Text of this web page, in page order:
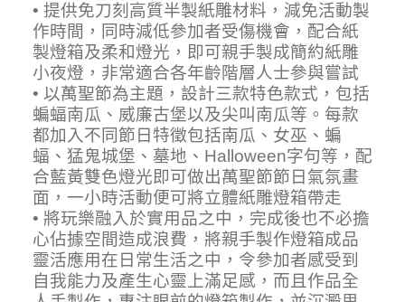
• 提供免刀刻高質半製紙雕材料，減免活動製
作時間，同時減低參加者受傷機會，配合紙
製燈箱及柔和燈光，即可親手製成簡約紙雕
小夜燈，非常適合各年齡階層人士參與嘗試
• 以萬聖節為主題，設計三款特色款式，包括
蝙蝠南瓜、威廉古堡以及尖叫南瓜等。每款
都加入不同節日特徵包括南瓜、女巫、蝙
蝠、猛鬼城堡、墓地、Halloween字句等，配
合藍黃雙色燈光即可做出萬聖節節日氣氛畫
面，一小時活動便可將立體紙雕燈箱帶走
• 將玩樂融入於實用品之中，完成後也不必擔
心佔據空間造成浪費，將親手製作燈箱成品
靈活應用在日常生活之中，令參加者感受到
自我能力及產生心靈上滿足感，而且作品全